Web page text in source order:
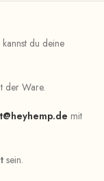
du deine
der Ware.
mit
sein.